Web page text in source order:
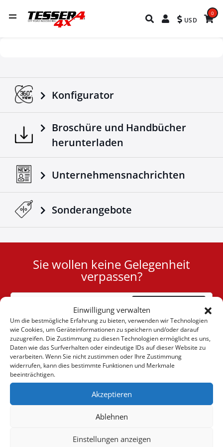
Einwilligung verwalten
Um die bestmögliche Erfahrung zu bieten, verwenden wir Technologien
wie Cookies, um Geräteinformationen zu speichern und/oder darauf
zuzugreifen. Die Zustimmung zu diesen Technologien ermöglicht es uns,
Daten wie das Surfverhalten oder eindeutige IDs auf dieser Website zu
verarbeiten. Wenn Sie nicht zustimmen oder Ihre Zustimmung
widerrufen, kann dies bestimmte Funktionen und Merkmale
beeinträchtigen.
Akzeptieren
Ablehnen
Einstellungen anzeigen
USD
0
Konfigurator
Broschüre und Handbücher
herunterladen
Unternehmensnachrichten
Sonderangebote
Cookie
Sie wollen keine Gelegenheit
verpassen?
Abonnieren
(+30) 6947901533
(+30) 2105542813